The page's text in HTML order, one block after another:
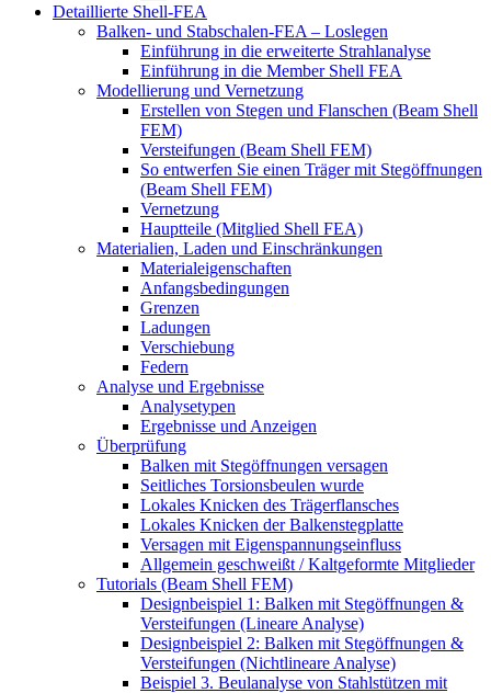
Detaillierte Shell-FEA
Balken- und Stabschalen-FEA – Loslegen
Einführung in die erweiterte Strahlanalyse
Einführung in die Member Shell FEA
Modellierung und Vernetzung
Erstellen von Stegen und Flanschen (Beam Shell
FEM)
Versteifungen (Beam Shell FEM)
So entwerfen Sie einen Träger mit Stegöffnungen
(Beam Shell FEM)
Vernetzung
Hauptteile (Mitglied Shell FEA)
Materialien, Laden und Einschränkungen
Materialeigenschaften
Anfangsbedingungen
Grenzen
Ladungen
Verschiebung
Federn
Analyse und Ergebnisse
Analysetypen
Ergebnisse und Anzeigen
Überprüfung
Balken mit Stegöffnungen versagen
Seitliches Torsionsbeulen wurde
Lokales Knicken des Trägerflansches
Lokales Knicken der Balkenstegplatte
Versagen mit Eigenspannungseinfluss
Allgemein geschweißt / Kaltgeformte Mitglieder
Tutorials (Beam Shell FEM)
Designbeispiel 1: Balken mit Stegöffnungen &
Versteifungen (Lineare Analyse)
Designbeispiel 2: Balken mit Stegöffnungen &
Versteifungen (Nichtlineare Analyse)
Beispiel 3. Beulanalyse von Stahlstützen mit